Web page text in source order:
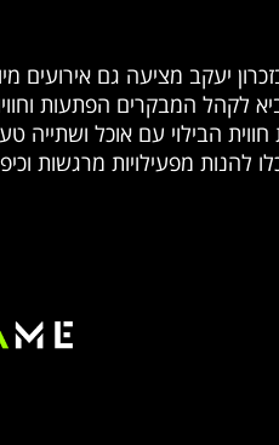
יעקב מציעה גם אירועים
לקהל המבקרים הפתעות
הבילוי עם אוכל ושתייה
מפעילויות מרגשות